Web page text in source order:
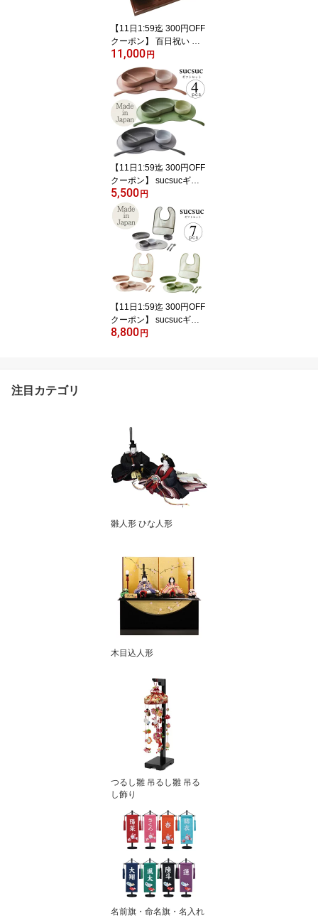
【11日1:59迄 300円OFF
クーポン】 百日祝い お
食い初め ギフト ディズ
ニー みっきー＆みにー
初めてのお食事セット ミ
ッキー ミニー イングレ
ーズ お食い初めセット
食器セット 陶器 日本製
おしゃれ 701721
11,000 円
【11日1:59迄 300円OFF
クーポン】 sucsucギフ
トセット4pcs スクスク
逸品社 ベビー ベビー食
器 食器セット ギフトセ
ット お食い初め 離乳食
お祝い おしゃれ 電子レ
ンジ対応 食洗機対応 食
べやすい かわいい 出産
祝い 日本製 抗菌 食器 プ
レゼント キッズ
5,500 円
【11日1:59迄 300円OFF
クーポン】 sucsucギフ
トセット7pcs スクスク
器 プレゼント キッズ
8,800 円
注目カテゴリ
雛人形 ひな人形
木目込人形
つるし雛 吊るし雛 吊る
し飾り
名前旗・命名旗・名入れ